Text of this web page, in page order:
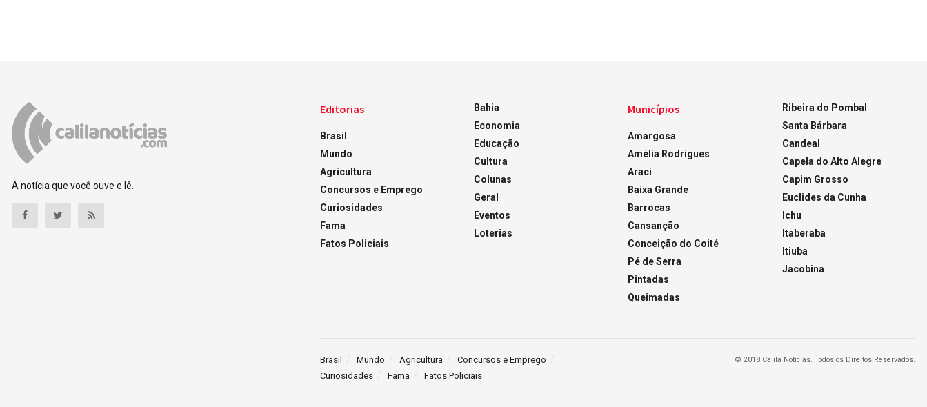
A notícia que você ouve e lê.
Editorias
Brasil
Mundo
Agricultura
Concursos e Emprego
Curiosidades
Fama
Fatos Policiais
Bahia
Economia
Educação
Cultura
Colunas
Geral
Eventos
Loterias
Municípios
Amargosa
Amélia Rodrigues
Araci
Baixa Grande
Barrocas
Cansanção
Conceição do Coité
Pé de Serra
Pintadas
Queimadas
Ribeira do Pombal
Santa Bárbara
Candeal
Capela do Alto Alegre
Capim Grosso
Euclides da Cunha
Ichu
Itaberaba
Itiuba
Jacobina
Brasil Mundo Agricultura
Concursos e Emprego
Curiosidades
Fama Fatos Policiais
© 2018 Calila Notícias. Todos os Direitos Reservados.